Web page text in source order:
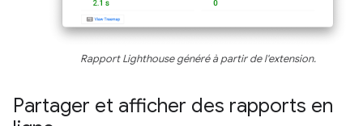
Rapport Lighthouse généré à partir de l'extension.
Partager et afficher des rapports en